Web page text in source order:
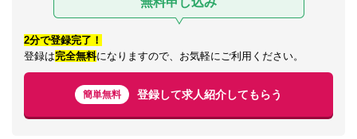
2分で登録完了！
登録は完全無料になりますので、お気軽にご利用ください。
簡単無料 登録して求人紹介してもらう